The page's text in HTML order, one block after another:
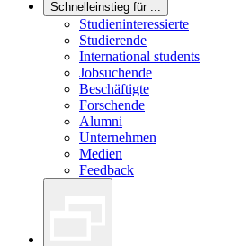
Schnelleinstieg für ...
Studieninteressierte
Studierende
International students
Jobsuchende
Beschäftigte
Forschende
Alumni
Unternehmen
Medien
Feedback